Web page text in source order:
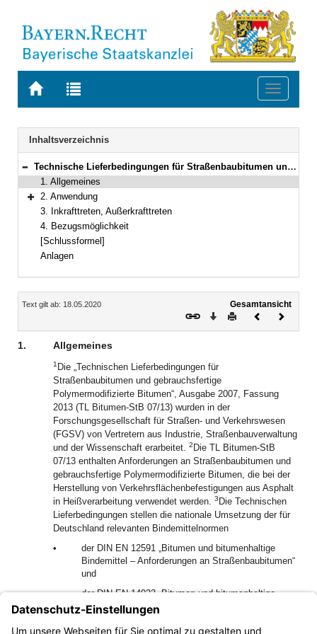
Zur
BAYERN.RECHT
Zur
letzten
Suche
Toggle
Navigation
Inhaltsverzeichnis
Bereich reduzieren
Technische Lieferbedingungen für Straßenbaubitumen und gebrauchsfertige Polymermodifizierte Bitumen, Ausgabe 2007, Fassung 2013 TL Bitumen-StB 07/13
1. Allgemeines
Bereich erweitern
2. Anwendung
3. Inkrafttreten, Außerkrafttreten
4. Bezugsmöglichkeit
[Schlussformel]
Anlagen
Inhalt
Text gilt ab: 18.05.2020
Gesamtansicht
Download
DruckenVorheriges
1. Allgemeines
1 Die „Technischen Lieferbedingungen für
Straßenbaubitumen und gebrauchsfertige
Polymermodifizierte Bitumen“, Ausgabe 2007, Fassung
2013 (TL Bitumen-StB 07/13) wurden in der
Forschungsgesellschaft für Straßen- und Verkehrswesen
(FGSV) von Vertretern aus Industrie, Straßenbauverwaltung
und der Wissenschaft erarbeitet. 2 Die TL Bitumen-StB
07/13 enthalten Anforderungen an Straßenbaubitumen und
gebrauchsfertige Polymermodifizierte Bitumen, die bei der
Herstellung von Verkehrsflächenbefestigungen aus Asphalt
in Heißverarbeitung verwendet werden. 3 Die Technischen
Lieferbedingungen stellen die nationale Umsetzung der für
Deutschland relevanten Bindemittelnormen
•
der DIN EN 12591 „Bitumen und bitumenhaltige
Bindemittel – Anforderungen an Straßenbaubitumen“
und
•
der DIN EN 14023 „Bitumen und bitumenhaltige
Bindemittel – Rahmenwerk für die Spezifikation von
gebrauchsfertigen Polymermodifizierten Bitumen“